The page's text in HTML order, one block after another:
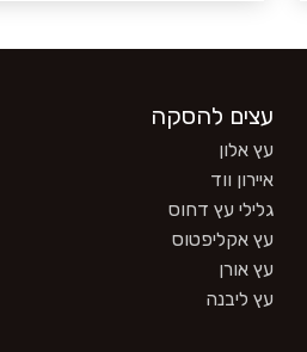
עצים להסקה
עץ אלון
איירון ווד
גלילי עץ דחוס
עץ אקליפטוס
עץ אורן
עץ ליבנה